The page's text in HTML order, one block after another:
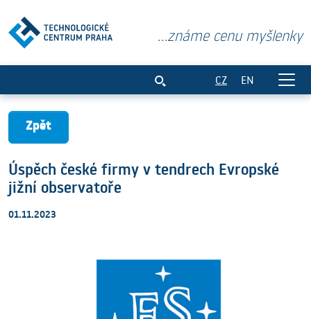
...známe cenu myšlenky
CZ EN
Zpět
Úspěch české firmy v tendrech Evropské
jižní observatoře
01.11.2023